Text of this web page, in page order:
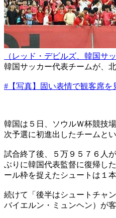
（レッド・デビルズ、韓国サ
韓国サッカー代表チームが、
#【写真】固い表情で観客席
韓国は５日、ソウルＷ杯競技
次予選に初進出したチームと
試合終了後、５万９５７６人
ぶりに韓国代表監督に復帰し
ール枠を捉えたシュートは１
続けて「後半はシュートチャ
バイエルン・ミュンヘン）が